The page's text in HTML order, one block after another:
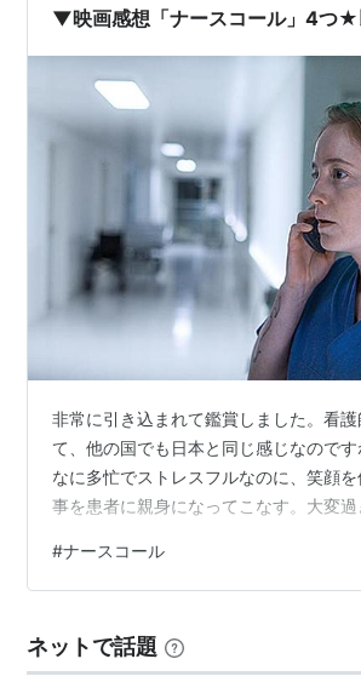
▼映画感想「ナースコール」4つ★
非常に引き込まれて鑑賞しました。看
て、他の国でも日本と同じ感じなので
なに多忙でストレスフルなのに、笑顔
事を患者に親身になってこなす。大変過
#ナースコール
ネットで話題